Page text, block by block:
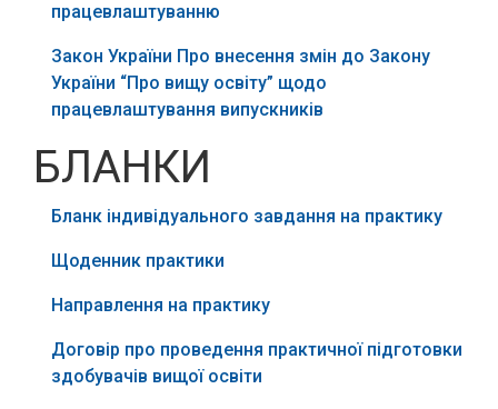
працевлаштуванню
Закон України Про внесення змін до Закону
України “Про вищу освіту” щодо
працевлаштування випускників
БЛАНКИ
Бланк індивідуального завдання на практику
Щоденник практики
Направлення на практику
Договір про проведення практичної підготовки
здобувачів вищої освіти